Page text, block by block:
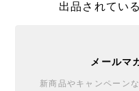
出品されてい
メールマ
新商品やキャンペーン